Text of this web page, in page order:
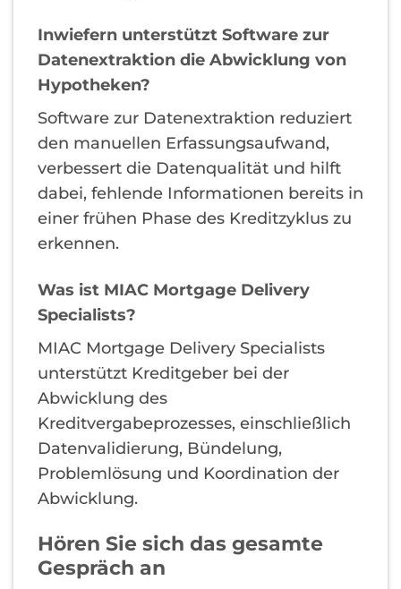
Inwiefern unterstützt Software zur
Datenextraktion die Abwicklung von
Hypotheken?
Software zur Datenextraktion reduziert
den manuellen Erfassungsaufwand,
verbessert die Datenqualität und hilft
dabei, fehlende Informationen bereits in
einer frühen Phase des Kreditzyklus zu
erkennen.
Was ist MIAC Mortgage Delivery
Specialists?
MIAC Mortgage Delivery Specialists
unterstützt Kreditgeber bei der
Abwicklung des
Kreditvergabeprozesses, einschließlich
Datenvalidierung, Bündelung,
Problemlösung und Koordination der
Abwicklung.
Hören Sie sich das gesamte
Gespräch an